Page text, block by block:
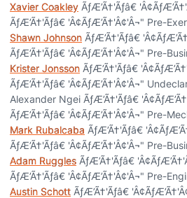
Xavier Coakley ÃƒÆ’Ã†'Ãƒâ€
ÃƒÆ’Ã†'Ãƒâ€ 'Â¢ÃƒÆ’Ã†'Â¢'Â¬" Pre-
Shawn Johnson ÃƒÆ’Ã†'Ãƒâ€
ÃƒÆ’Ã†'Ãƒâ€ 'Â¢ÃƒÆ’Ã†'Â¢'Â¬" Pre-
Krister Jonsson ÃƒÆ’Ã†'Ãƒâ€
ÃƒÆ’Ã†'Ãƒâ€ 'Â¢ÃƒÆ’Ã†'Â¢'Â¬"
Alexander Ngei ÃƒÆ’Ã†'Ãƒâ€
ÃƒÆ’Ã†'Ãƒâ€ 'Â¢ÃƒÆ’Ã†'Â¢'Â¬" Pre-
Mark Rubalcaba ÃƒÆ’Ã†'Ãƒâ€
ÃƒÆ’Ã†'Ãƒâ€ 'Â¢ÃƒÆ’Ã†'Â¢'Â¬" Pre-
Adam Ruggles ÃƒÆ’Ã†'Ãƒâ€
ÃƒÆ’Ã†'Ãƒâ€ 'Â¢ÃƒÆ’Ã†'Â¢'Â¬" Pre-
Austin Schott ÃƒÆ’Ã†'Ãƒâ€